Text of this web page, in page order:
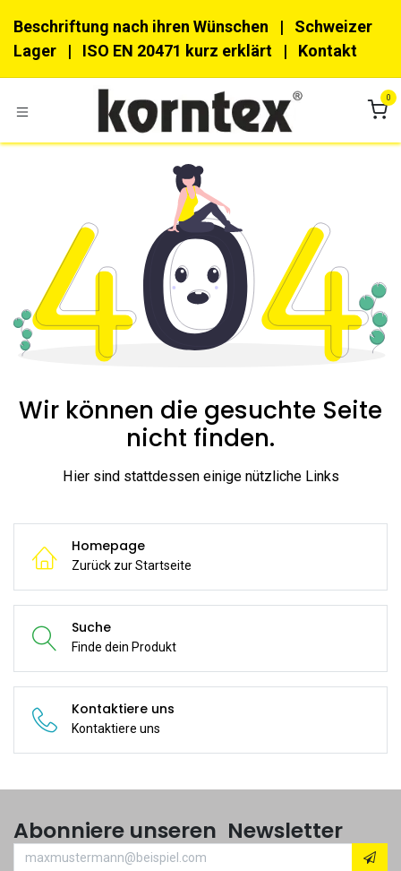
Beschriftung nach ihren Wünschen | Schweizer
Lager | ISO EN 20471 kurz erklärt | Kon​​takt
0
Wir können die gesuchte Seite
nicht finden.
Hier sind stattdessen einige nützliche Links
Homepage
Zurück zur Startseite
Suche
Finde dein Produkt
Kontaktiere uns
Kontaktiere uns
Abonniere unseren Newsletter